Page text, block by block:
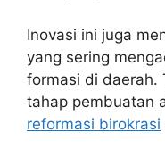
Inovasi ini juga
yang sering
formasi di daerah.
tahap pembuatan
reformasi birokrasi